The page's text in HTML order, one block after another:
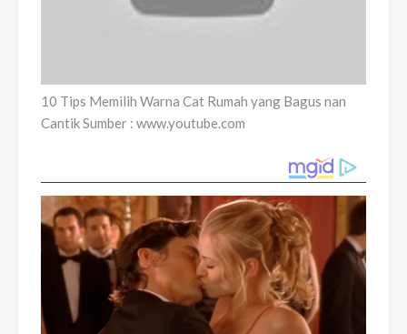
10 Tips Memilih Warna Cat Rumah yang Bagus nan
Cantik Sumber : www.youtube.com